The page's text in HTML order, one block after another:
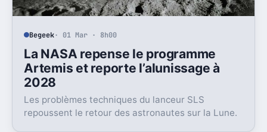
Begeek· 01 Mar · 8h00
La NASA repense le programme
Artemis et reporte l’alunissage à
2028
Les problèmes techniques du lanceur SLS
repoussent le retour des astronautes sur la Lune.